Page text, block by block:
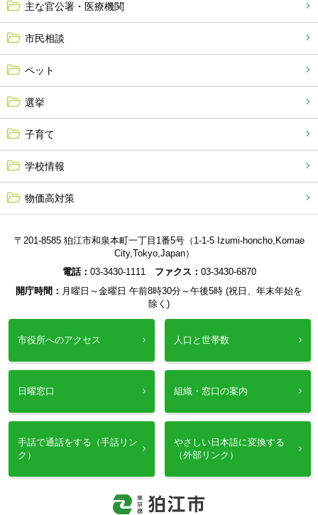
主な官公署・医療機関
市民相談
ペット
選挙
子育て
学校情報
物価高対策
〒201-8585 狛江市和泉本町一丁目1番5号（1-1-5 Izumi-honcho,Komae
City,Tokyo,Japan）
電話： 03-3430-1111 ファクス： 03-3430-6870
開庁時間： 月曜日～金曜日 午前8時30分～午後5時 (祝日、年末年始を
除く)
市役所へのアクセス 人口と世帯数
日曜窓口 組織・窓口の案内
手話で通話をする（手話リン
ク）
やさしい日本語に変換する
（外部リンク）